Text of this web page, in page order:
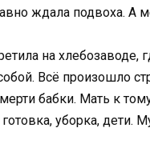
ждала подвоха.
на
Всё произошло
бабки. Мать к
уборка,